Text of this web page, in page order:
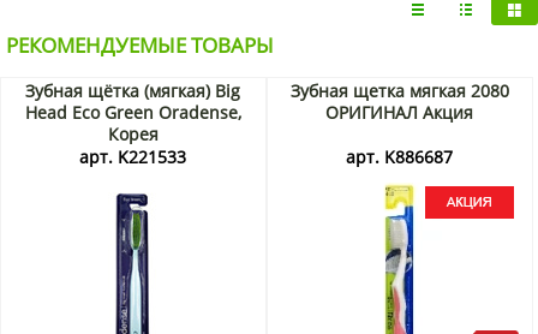
РЕКОМЕНДУЕМЫЕ ТОВАРЫ
Зубная щётка (мягкая) Big
Head Eco Green Oradense,
Корея
арт. K221533
Зубная щетка мягкая 2080
ОРИГИНАЛ Акция
арт. K886687